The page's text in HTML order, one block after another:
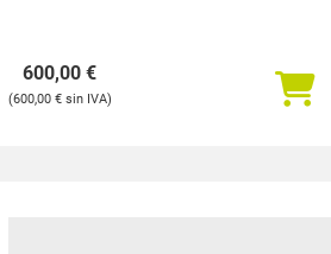
600,00€
600,00 €